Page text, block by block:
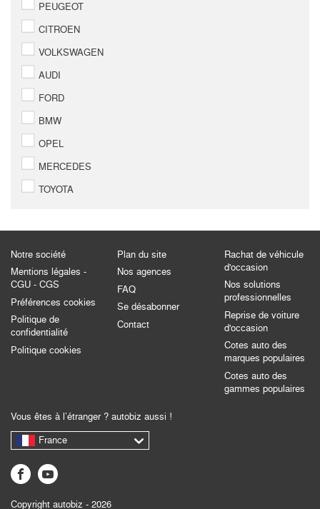
PEUGEOT
CITROEN
VOLKSWAGEN
AUDI
FORD
BMW
OPEL
MERCEDES
TOYOTA
Notre société
Mentions légales -
CGU - CGS
Préférences cookies
Politique de
confidentialité
Politique cookies
Plan du site
Nos agences
FAQ
Se désabonner
Contact
Rachat de véhicule
d'occasion
Nos solutions
professionnelles
Reprise de voiture
d'occasion
Cotes auto des
marques populaires
Cotes auto des
gammes populaires
Vous êtes à l’étranger ? autobiz aussi !
France
Copyright autobiz - 2026